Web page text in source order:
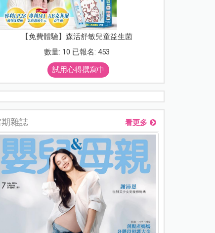
【免費體驗】森活舒敏兒童益生菌
數量: 10 已報名: 453
試用心得撰寫中
雜誌 看更多